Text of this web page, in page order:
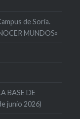
de Soria.
MUNDOS»
BASE DE
junio 2026)